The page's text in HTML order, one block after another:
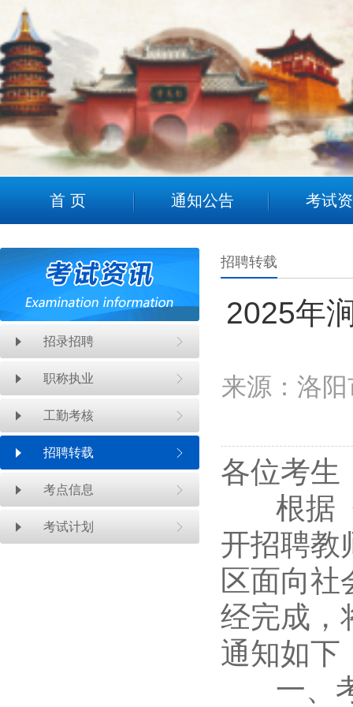
首 页 通知公告 考试
招录招聘
职称执业
工勤考核
招聘转载
考点信息
考试计划
招聘转载
2025年
来源：洛
各位考生
根据《
开招聘教
区面向
经完成，
通知如下
一、